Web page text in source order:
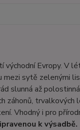
Evropy. V
mezi sytě zelenými
slunná až
záhonů, trvalkových
Vhodný i pro
k výsadbě.